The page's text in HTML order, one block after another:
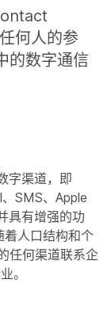
何人的参
的数字通信
字渠道，即
SMS、Apple
具有增强的功
着人口结构和个
任何渠道联系企
。